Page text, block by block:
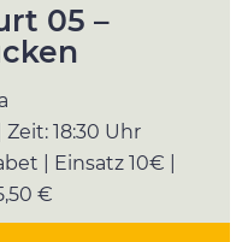
05 –
Zeit: 18:30 Uhr
| Einsatz 10€ |
€